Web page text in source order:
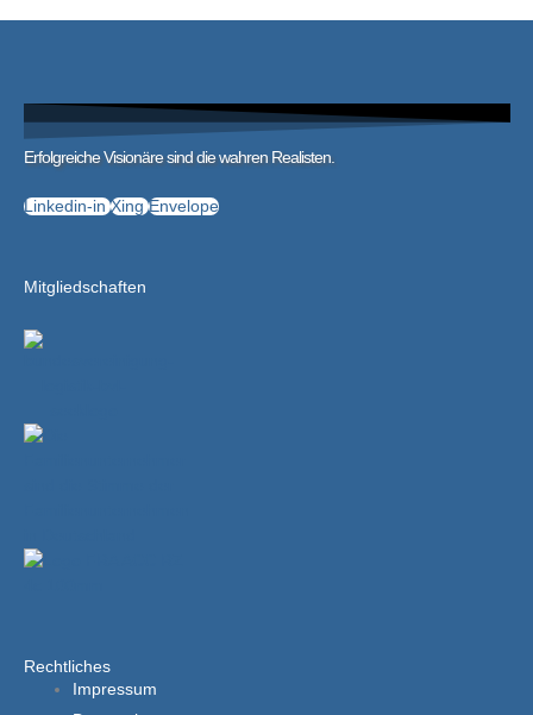
Erfolgreiche Visionäre sind die wahren Realisten.
Linkedin-in Xing Envelope
Mitgliedschaften
Rechtliches
Impressum